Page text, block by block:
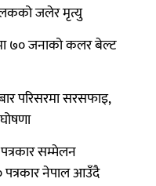
जलेर मृत्यु
७० जनाको कलर बेल्ट
परिसरमा सरसफाइ,
पत्रकार सम्मेलन
पत्रकार नेपाल आउँदै